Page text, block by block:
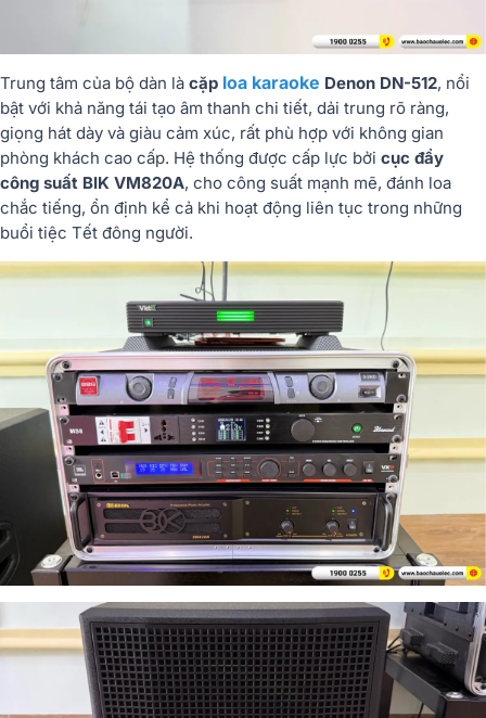
Trung tâm của bộ dàn là cặp loa karaoke Denon DN-512, nổi
bật với khả năng tái tạo âm thanh chi tiết, dải trung rõ ràng,
giọng hát dày và giàu cảm xúc, rất phù hợp với không gian
phòng khách cao cấp. Hệ thống được cấp lực bởi cục đẩy
công suất BIK VM820A, cho công suất mạnh mẽ, đánh loa
chắc tiếng, ổn định kể cả khi hoạt động liên tục trong những
buổi tiệc Tết đông người.